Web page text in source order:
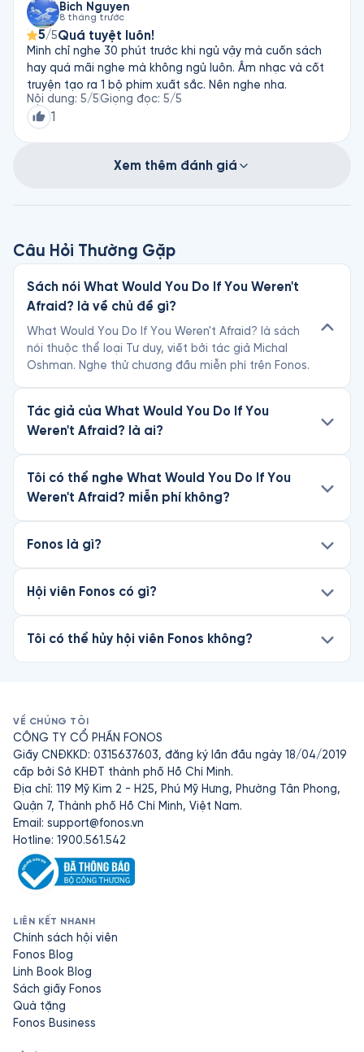
Bich Nguyen
8 tháng trước
5/5Quá tuyệt luôn!
Mình chỉ nghe 30 phút trước khi ngủ vậy mà cuốn sách
hay quá mãi nghe mà không ngủ luôn. Âm nhạc và cốt
truyện tạo ra 1 bộ phim xuất sắc. Nên nghe nha.
Nội dung: 5/5Giọng đọc: 5/5
1
Xem thêm đánh giá
Câu Hỏi Thường Gặp
Sách nói What Would You Do If You Weren't
Afraid? là về chủ đề gì?
What Would You Do If You Weren't Afraid? là sách
nói thuộc thể loại Tư duy, viết bởi tác giả Michal
Oshman. Nghe thử chương đầu miễn phí trên Fonos.
Tác giả của What Would You Do If You
Weren't Afraid? là ai?
Tôi có thể nghe What Would You Do If You
Weren't Afraid? miễn phí không?
Fonos là gì?
Hội viên Fonos có gì?
Tôi có thể hủy hội viên Fonos không?
VỀ CHÚNG TÔI
CÔNG TY CỔ PHẦN FONOS
Giấy CNĐKKD: 0315637603, đăng ký lần đầu ngày 18/04/2019
cấp bởi Sở KHĐT thành phố Hồ Chí Minh.
Địa chỉ: 119 Mỹ Kim 2 - H25, Phú Mỹ Hưng, Phường Tân Phong,
Quận 7, Thành phố Hồ Chí Minh, Việt Nam.
Email: support@fonos.vn
Hotline: 1900.561.542
LIÊN KẾT NHANH
Chính sách hội viên
Fonos Blog
Linh Book Blog
Sách giấy Fonos
Quà tặng
Fonos Business